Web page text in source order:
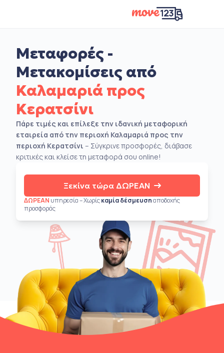
Μεταφορές -
Μετακομίσεις από
Καλαμαριά προς
Κερατσίνι
Πάρε τιμές και επίλεξε την ιδανική μεταφορική
εταιρεία από την περιοχή Καλαμαριά προς την
περιοχή Κερατσίνι – Σύγκρινε προσφορές, διάβασε
κριτικές και κλείσε τη μεταφορά σου online!
Ξεκίνα τώρα ΔΩΡΕΑΝ
ΔΩΡΕΑΝ υπηρεσία – Χωρίςκαμία δέσμευσηαποδοχής
προσφοράς